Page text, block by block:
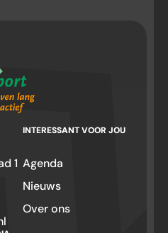
1
INTERESSANT VOOR JOU
Agenda
Nieuws
Over ons